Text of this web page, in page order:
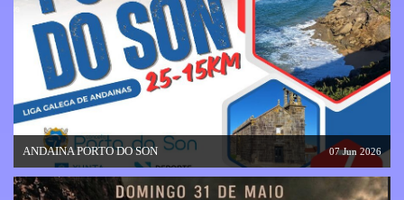
ANDAINA PORTO DO SON 07 Jun 2026